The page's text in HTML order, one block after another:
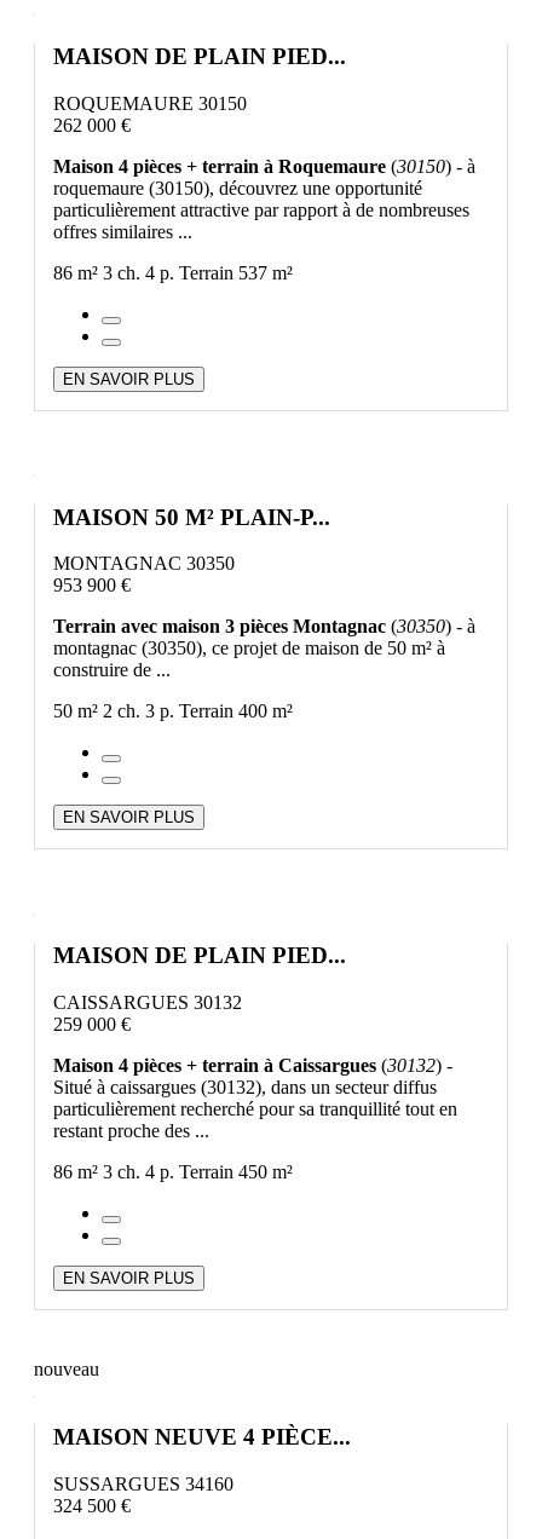
MAISON DE PLAIN PIED...
ROQUEMAURE 30150
262 000 €
Maison 4 pièces + terrain à Roquemaure (30150) - à
roquemaure (30150), découvrez une opportunité
particulièrement attractive par rapport à de nombreuses
offres similaires ...
86 m² 3 ch. 4 p. Terrain 537 m²
EN SAVOIR PLUS
MAISON 50 M² PLAIN-P...
MONTAGNAC 30350
953 900 €
Terrain avec maison 3 pièces Montagnac (30350) - à
montagnac (30350), ce projet de maison de 50 m² à
construire de ...
50 m² 2 ch. 3 p. Terrain 400 m²
EN SAVOIR PLUS
MAISON DE PLAIN PIED...
CAISSARGUES 30132
259 000 €
Maison 4 pièces + terrain à Caissargues (30132) -
Situé à caissargues (30132), dans un secteur diffus
particulièrement recherché pour sa tranquillité tout en
restant proche des ...
86 m² 3 ch. 4 p. Terrain 450 m²
EN SAVOIR PLUS
nouveau
MAISON NEUVE 4 PIÈCE...
SUSSARGUES 34160
324 500 €